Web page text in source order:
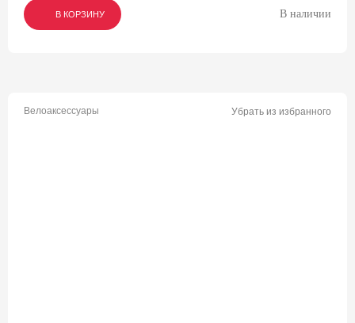
В КОРЗИНУ
В КОРЗИНУ
В КОРЗИНУ В наличии
Велоаксессуары Убрать из избранного